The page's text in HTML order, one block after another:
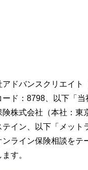
ドバンスクリエイト
ド：8798、以下「当
険株式会社（本社：東
テイン、以下「メット
ンライン保険相談をテ
す。